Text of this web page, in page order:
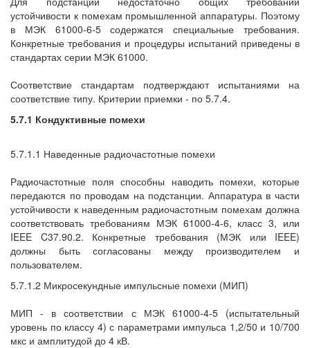
устойчивости к помехам промышленной аппаратуры. Поэтому
в МЭК 61000-6-5 содержатся специальные требования.
Конкретные требования и процедуры испытаний приведены в
стандартах серии МЭК 61000.
Соответствие стандартам подтверждают испытаниями на
соответствие типу. Критерии приемки - по 5.7.4.
5.7.1 Кондуктивные помехи
5.7.1.1 Наведенные радиочастотные помехи
Радиочастотные поля способны наводить помехи, которые
передаются по проводам на подстанции. Аппаратура в части
устойчивости к наведенным радиочастотным помехам должна
соответствовать требованиям МЭК 61000-4-6, класс 3, или
IEEE C37.90.2. Конкретные требования (МЭК или IEEE)
должны быть согласованы между производителем и
пользователем.
5.7.1.2 Микросекундные импульсные помехи (МИП)
МИП - в соответствии с МЭК 61000-4-5 (испытательный
уровень по классу 4) с параметрами импульса 1,2/50 и 10/700
мкс и амплитудой до 4 кВ.